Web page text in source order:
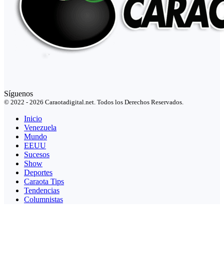
Síguenos
© 2022 - 2026 Caraotadigital.net. Todos los Derechos Reservados.
Inicio
Venezuela
Mundo
EEUU
Sucesos
Show
Deportes
Caraota Tips
Tendencias
Columnistas